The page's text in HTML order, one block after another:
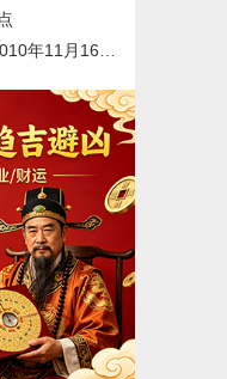
月16日新闻回顾